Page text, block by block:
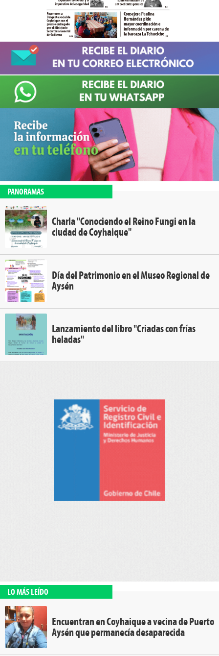
PANORAMAS
Charla "Conociendo el Reino Fungi en la
ciudad de Coyhaique"
Día del Patrimonio en el Museo Regional de
Aysén
Lanzamiento del libro "Criadas con frías
heladas"
LO MÁS LEÍDO
Encuentran en Coyhaique a vecina de Puerto
Aysén que permanecía desaparecida